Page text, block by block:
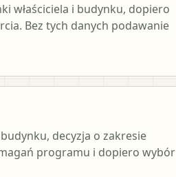
właściciela i budynku, dopiero
Bez tych danych podawanie
decyzja o zakresie
programu i dopiero wybór